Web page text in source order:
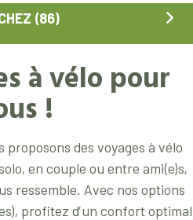
à vélo pour
!
proposons des voyages à vélo
en couple ou entre ami(e)s,
ressemble. Avec nos options
profitez d’un confort optimal